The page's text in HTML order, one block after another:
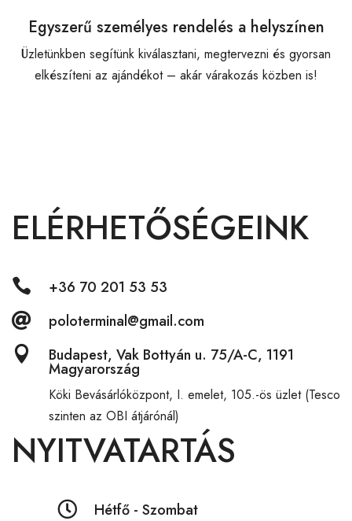
Egyszerű személyes rendelés a helyszínen
Üzletünkben segítünk kiválasztani, megtervezni és gyorsan
elkészíteni az ajándékot – akár várakozás közben is!
ELÉRHETŐSÉGEINK
 +36 70 201 53 53
 poloterminal@gmail.com
 Budapest, Vak Bottyán u. 75/A-C, 1191
Magyarország
Köki Bevásárlóközpont, I. emelet, 105.-ös üzlet (Tesco
szinten az OBI átjárónál)
NYITVATARTÁS
 Hétfő - Szombat